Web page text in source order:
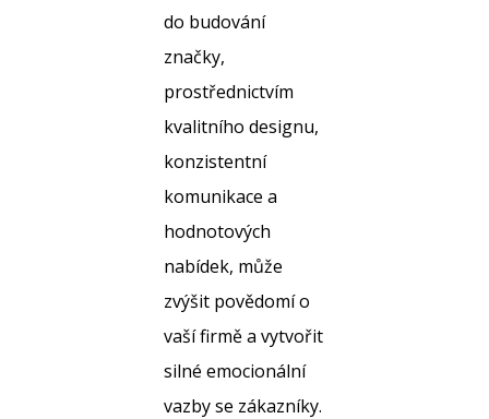
do budování
značky,
prostřednictvím
kvalitního designu,
konzistentní
komunikace a
hodnotových
nabídek, může
zvýšit povědomí o
vaší firmě a vytvořit
silné emocionální
vazby se zákazníky.